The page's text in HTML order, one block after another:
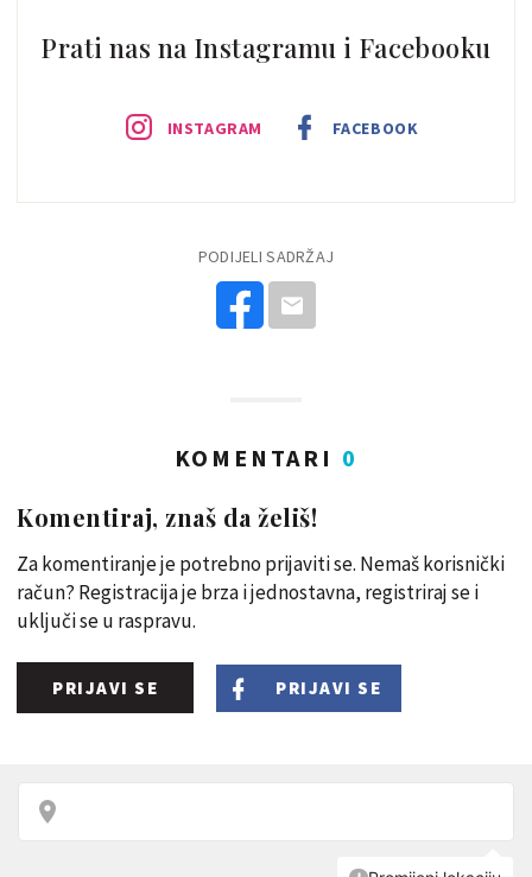
Prati nas na Instagramu i Facebooku
INSTAGRAM FACEBOOK
PODIJELI SADRŽAJ
KOMENTARI 0
Komentiraj, znaš da želiš!
Za komentiranje je potrebno prijaviti se. Nemaš korisnički
račun? Registracija je brza i jednostavna, registriraj se i
uključi se u raspravu.
PRIJAVI SE PRIJAVI SE